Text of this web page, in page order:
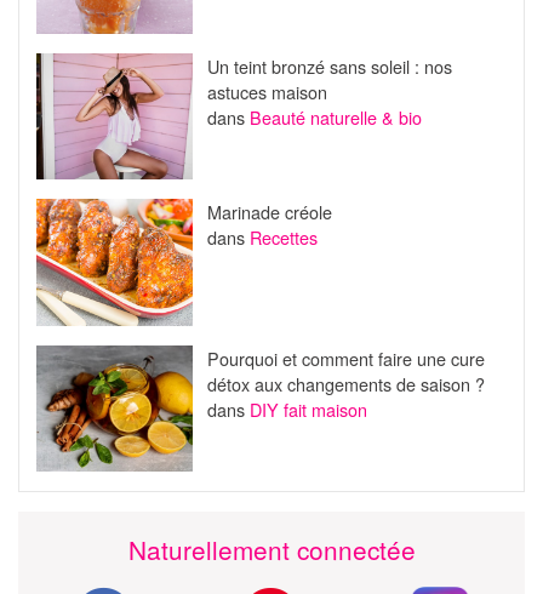
Un teint bronzé sans soleil : nos
astuces maison
dans Beauté naturelle & bio
Marinade créole
dans Recettes
Pourquoi et comment faire une cure
détox aux changements de saison ?
dans DIY fait maison
Naturellement connectée